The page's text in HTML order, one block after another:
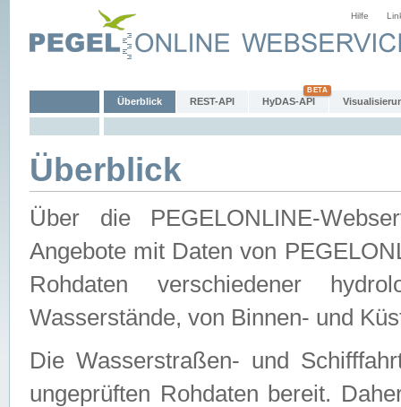
Hilfe
Überblick REST-API HyDAS-API
Überblick
Über die PEGELONLINE-
Angebote mit Daten von
Rohdaten verschiedener
Wasserstände, von Binnen- und
Die Wasserstraßen- und
ungeprüften Rohdaten bereit.